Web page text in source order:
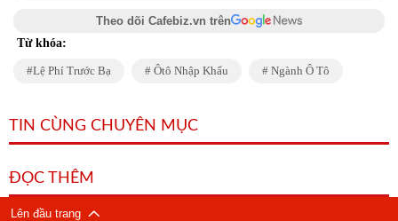
Theo dõi Cafebiz.vn trên
Từ khóa:
Lệ Phí Trước Bạ Ôtô Nhập Khẩu Ngành Ô Tô
TIN CÙNG CHUYÊN MỤC
ĐỌC THÊM
Lên đầu trang